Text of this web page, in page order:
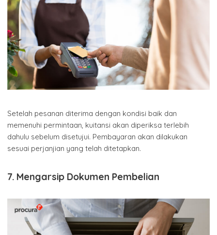
Setelah pesanan diterima dengan kondisi baik dan
memenuhi permintaan, kuitansi akan diperiksa terlebih
dahulu sebelum disetujui. Pembayaran akan dilakukan
sesuai perjanjian yang telah ditetapkan.
7. Mengarsip Dokumen Pembelian